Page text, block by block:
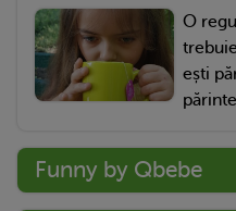
O
ești
Funny by Qbebe